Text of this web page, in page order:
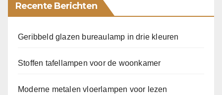
Recente Berichten
Geribbeld glazen bureaulamp in drie kleuren
Stoffen tafellampen voor de woonkamer
Moderne metalen vloerlampen voor lezen